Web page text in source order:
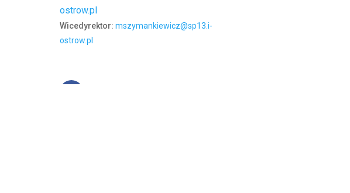
ostrow.pl
Wicedyrektor: mszymankiewicz@sp13.i-
ostrow.pl